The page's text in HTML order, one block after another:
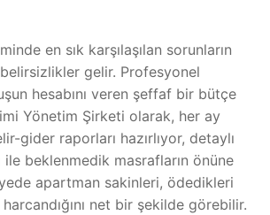
en sık karşılaşılan sorunların
gelir. Profesyonel
hesabını veren şeffaf bir bütçe
Yönetim Şirketi olarak, her ay
gider raporları hazırlıyor, detaylı
ile beklenmedik masrafların önüne
apartman sakinleri, ödedikleri
net bir şekilde görebilir.